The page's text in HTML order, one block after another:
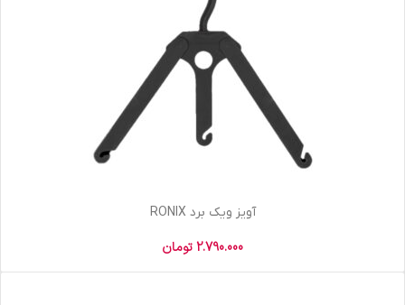
آویز ویک برد RONIX
2.790.000تومان